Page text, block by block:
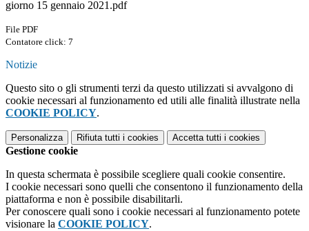
giorno 15 gennaio 2021.pdf
File PDF
Contatore click: 7
Notizie
Questo sito o gli strumenti terzi da questo utilizzati si avvalgono di
cookie necessari al funzionamento ed utili alle finalità illustrate nella
COOKIE POLICY.
Personalizza Rifiuta tutti i cookies Accetta tutti i cookies
Gestione cookie
In questa schermata è possibile scegliere quali cookie consentire.
I cookie necessari sono quelli che consentono il funzionamento della
piattaforma e non è possibile disabilitarli.
Per conoscere quali sono i cookie necessari al funzionamento potete
visionare la COOKIE POLICY.